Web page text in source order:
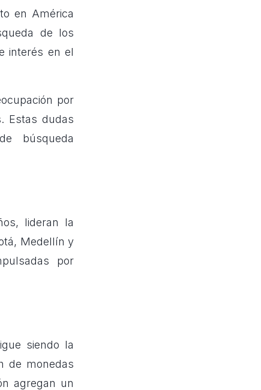
en América
de los
interés en el
por
Estas dudas
búsqueda
lideran la
Medellín y
por
siendo la
de monedas
agregan un